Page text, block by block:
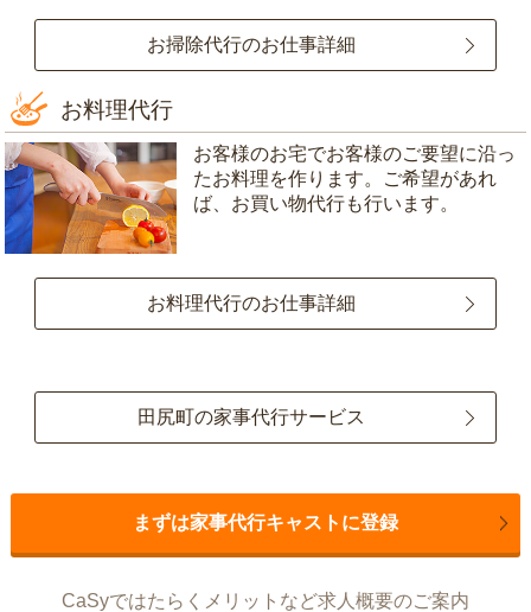
お掃除代行のお仕事詳細
お料理代行
お客様のお宅でお客様のご要望に沿っ
たお料理を作ります。ご希望があれ
ば、お買い物代行も行います。
お料理代行のお仕事詳細
田尻町の家事代行サービス
まずは家事代行キャストに登録
CaSyではたらくメリットなど求人概要のご案内